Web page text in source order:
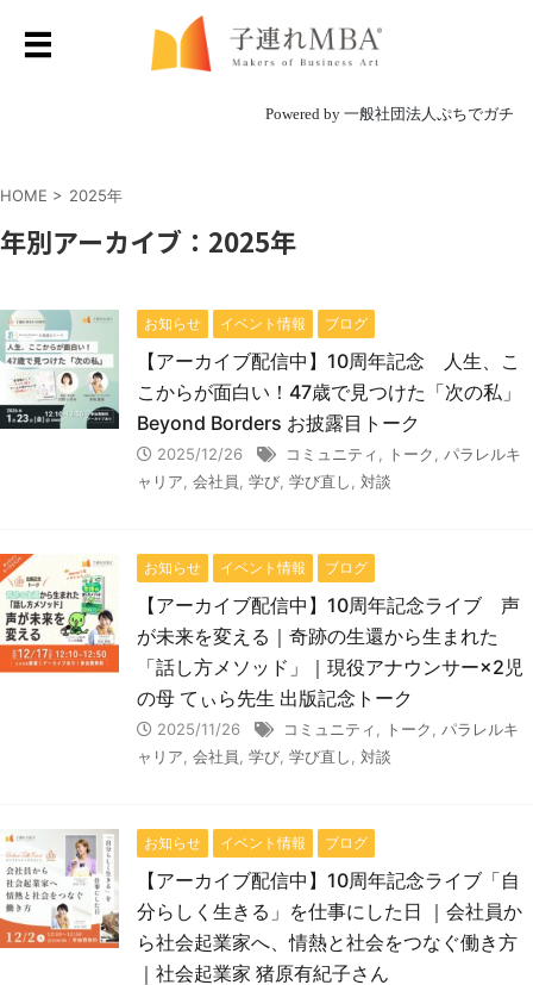
Powered by 一般社団法人ぷちでガチ
HOME > 2025年
年別アーカイブ：2025年
お知らせ イベント情報 ブログ
【アーカイブ配信中】10周年記念 人生、こ
こからが面白い！47歳で見つけた「次の私」
Beyond Borders お披露目トーク
2025/12/26 コミュニティ トーク
パラレルキ
ャリア 会社員 学び 学び直し 対談
お知らせ イベント情報 ブログ
【アーカイブ配信中】10周年記念ライブ 声
が未来を変える｜奇跡の生還から生まれた
「話し方メソッド」｜現役アナウンサー×2児
の母 てぃら先生 出版記念トーク
2025/11/26 コミュニティ トーク
パラレルキ
ャリア 会社員 学び 学び直し 対談
お知らせ イベント情報 ブログ
【アーカイブ配信中】10周年記念ライブ「自
分らしく生きる」を仕事にした日 ｜会社員か
ら社会起業家へ、情熱と社会をつなぐ働き方
｜社会起業家 猪原有紀子さん